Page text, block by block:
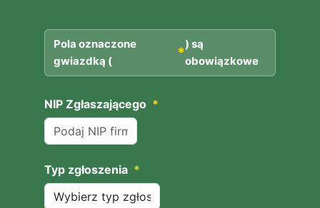
Pola oznaczone
gwiazdką (
*
) są
obowiązkowe
NIP Zgłaszającego *
Typ zgłoszenia *